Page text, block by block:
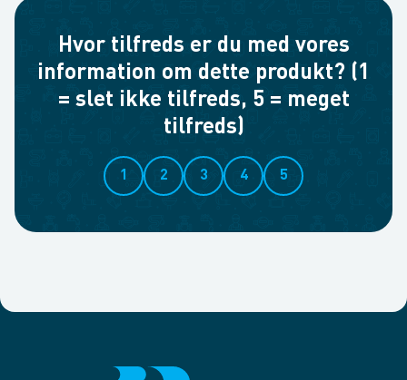
Hvor tilfreds er du med vores
information om dette produkt? (1
= slet ikke tilfreds, 5 = meget
tilfreds)
1 2 3 4 5